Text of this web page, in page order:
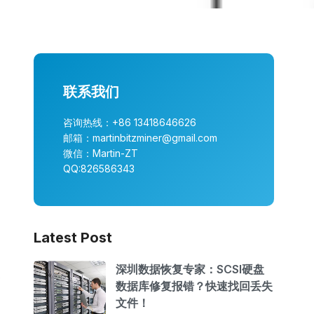
联系我们
咨询热线：+86 13418646626
邮箱：martinbitzminer@gmail.com
微信：Martin-ZT
QQ:826586343
Latest Post
深圳数据恢复专家：SCSI硬盘
数据库修复报错？快速找回丢失
文件！